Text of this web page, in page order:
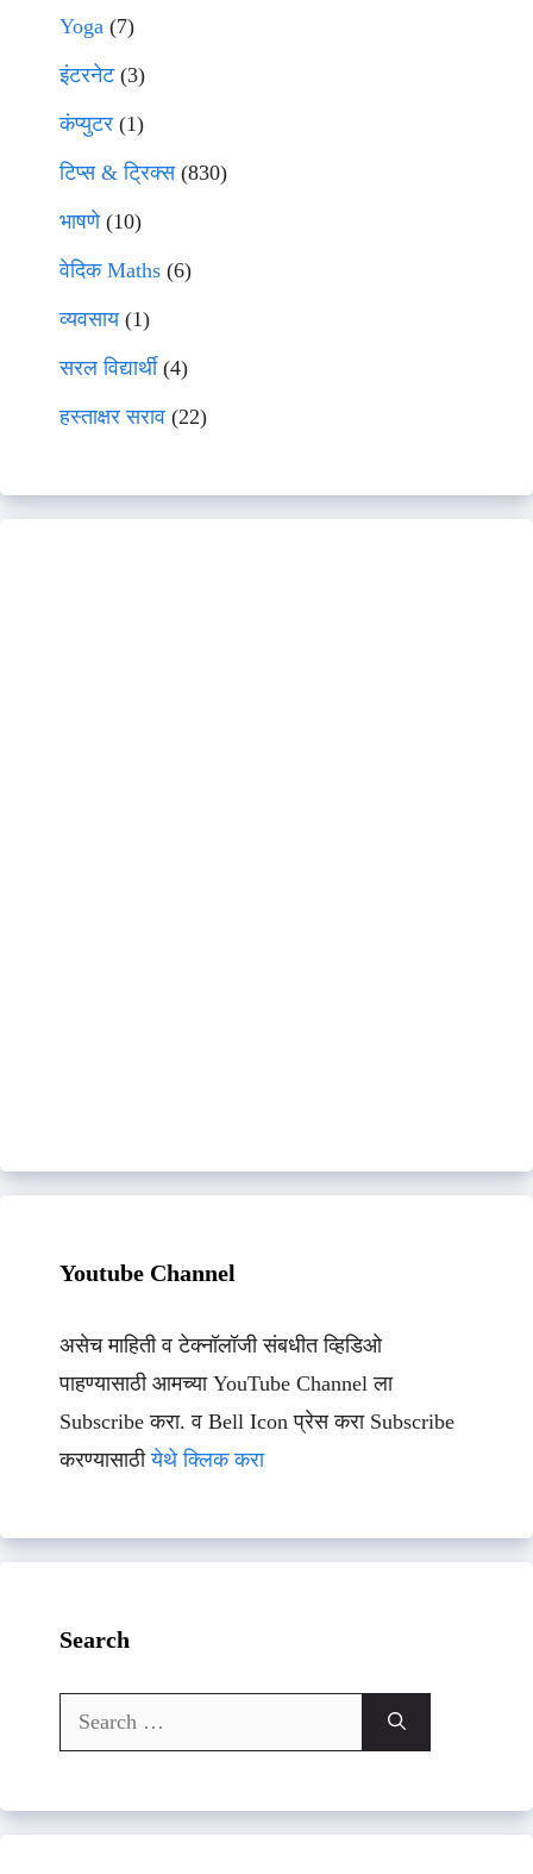
Yoga (7)
इंटरनेट(3)
कंप्युटर (1)
टिप्स & ट्रिक्स(830)
भाषणे(10)
वेदिक Maths (6)
व्यवसाय(1)
सरल विद्यार्थी(4)
हस्ताक्षर सराव (22)
Youtube Channel
असेच माहिती व टेक्नॉलॉजी संबधीत व्हिडिओ
पाहण्यासाठी आमच्या YouTube Channel ला
Subscribe करा. व Bell Icon प्रेस करा Subscribe
करण्यासाठीयेथे क्लिक करा
Search
Search
for: